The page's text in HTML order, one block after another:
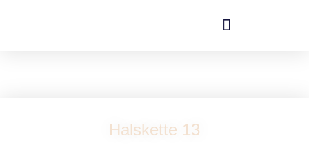
Halskette 13